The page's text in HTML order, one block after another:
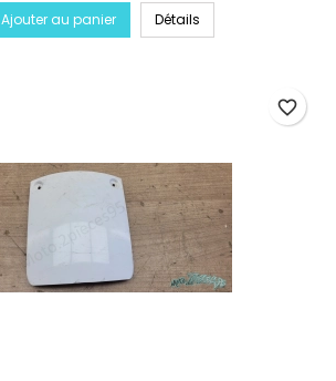
Ajouter au panier Détails
favorite_border